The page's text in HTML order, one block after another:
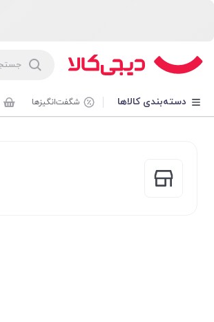
دسته‌بندی کالاها شگفت‌انگیزها